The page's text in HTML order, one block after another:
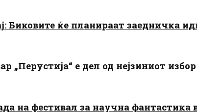
Биковите ќе планираат заедничка
„Перустија“ е дел од нејзиниот
на фестивал за научна фантастика